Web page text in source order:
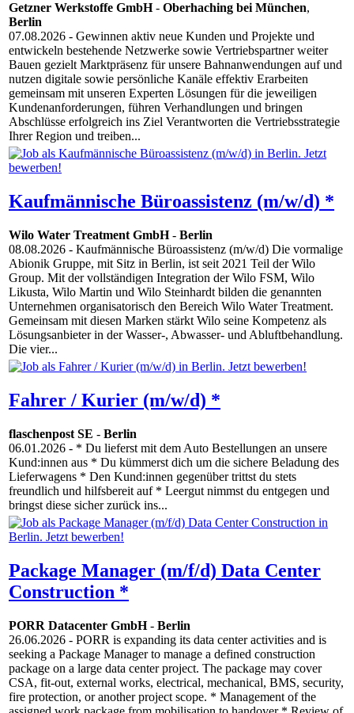
Getzner Werkstoffe GmbH- Oberhaching bei München,
Berlin
07.08.2026 - Gewinnen aktiv neue Kunden und Projekte und
entwickeln bestehende Netzwerke sowie Vertriebspartner weiter
Bauen gezielt Marktpräsenz für unsere Bahnanwendungen auf und
nutzen digitale sowie persönliche Kanäle effektiv Erarbeiten
gemeinsam mit unseren Experten Lösungen für die jeweiligen
Kundenanforderungen, führen Verhandlungen und bringen
Abschlüsse erfolgreich ins Ziel Verantworten die Vertriebsstrategie
Ihrer Region und treiben...
Kaufmännische Büroassistenz (m/w/d) *
Wilo Water Treatment GmbH- Berlin
08.08.2026 - Kaufmännische Büroassistenz (m/w/d) Die vormalige
Abionik Gruppe, mit Sitz in Berlin, ist seit 2021 Teil der Wilo
Group. Mit der vollständigen Integration der Wilo FSM, Wilo
Likusta, Wilo Martin und Wilo Steinhardt bilden die genannten
Unternehmen organisatorisch den Bereich Wilo Water Treatment.
Gemeinsam mit diesen Marken stärkt Wilo seine Kompetenz als
Lösungsanbieter in der Wasser-, Abwasser- und Abluftbehandlung.
Die vier...
Fahrer / Kurier (m/w/d) *
flaschenpost SE - Berlin
06.01.2026 - * Du lieferst mit dem Auto Bestellungen an unsere
Kund:innen aus * Du kümmerst dich um die sichere Beladung des
Lieferwagens * Den Kund:innen gegenüber trittst du stets
freundlich und hilfsbereit auf * Leergut nimmst du entgegen und
bringst diese sicher zurück ins...
Package Manager (m/f/d) Data Center
Construction *
PORR Datacenter GmbH- Berlin
26.06.2026 - PORR is expanding its data center activities and is
seeking a Package Manager to manage a defined construction
package on a large data center project. The package may cover
CSA, fit-out, external works, electrical, mechanical, BMS, security,
fire protection, or another project scope. * Management of the